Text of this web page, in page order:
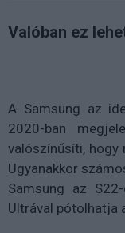
Valóban ez
A Samsung az
2020-ban
valószínűsíti, hogy
Ugyanakkor
Samsung az
Ultrával pótolhatja